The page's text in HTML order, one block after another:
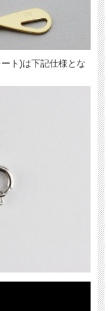
ト)は下記仕様とな